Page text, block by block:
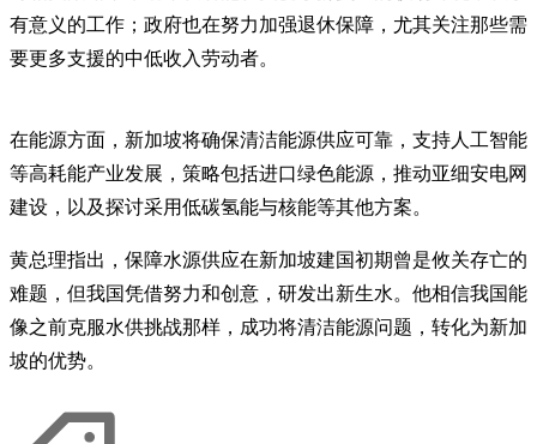
有意义的工作；政府也在努力加强退休保障，尤其关注那些需
要更多支援的中低收入劳动者。
在能源方面，新加坡将确保清洁能源供应可靠，支持人工智能
等高耗能产业发展，策略包括进口绿色能源，推动亚细安电网
建设，以及探讨采用低碳氢能与核能等其他方案。
黄总理指出，保障水源供应在新加坡建国初期曾是攸关存亡的
难题，但我国凭借努力和创意，研发出新生水。他相信我国能
像之前克服水供挑战那样，成功将清洁能源问题，转化为新加
坡的优势。